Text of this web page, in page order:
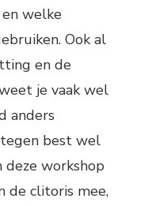
en welke
Ook al
en de
je vaak wel
anders
best wel
deze workshop
de clitoris mee,